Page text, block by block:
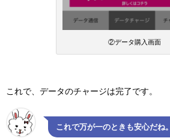
②データ購入画面
これで、データのチャージは完了です。
これで万が一のときも安心だね。